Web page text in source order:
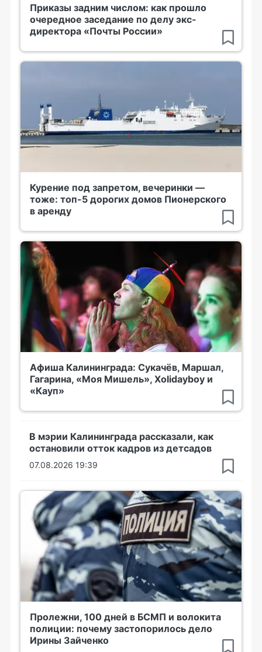
Приказы задним числом: как прошло
очередное заседание по делу экс-
директора «Почты России»
Курение под запретом, вечеринки —
тоже: топ-5 дорогих домов Пионерского
в аренду
Афиша Калининграда: Сукачёв, Маршал,
Гагарина, «Моя Мишель», Xolidayboy и
«Кауп»
В мэрии Калининграда рассказали, как
остановили отток кадров из детсадов
07.08.2026 19:39
Пролежни, 100 дней в БСМП и волокита
полиции: почему застопорилось дело
Ирины Зайченко